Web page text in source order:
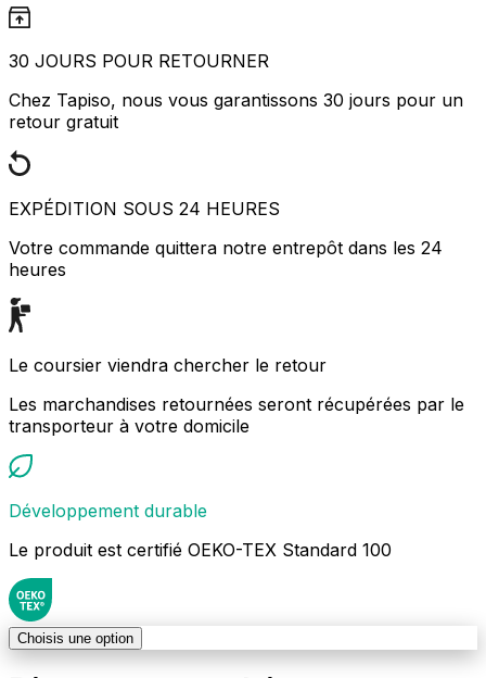
30 JOURS POUR RETOURNER
Chez Tapiso, nous vous garantissons 30 jours pour un
retour gratuit
EXPÉDITION SOUS 24 HEURES
Votre commande quittera notre entrepôt dans les 24
heures
Le coursier viendra chercher le retour
Les marchandises retournées seront récupérées par le
transporteur à votre domicile
Développement durable
Le produit est certifié OEKO-TEX Standard 100
Choisis une option